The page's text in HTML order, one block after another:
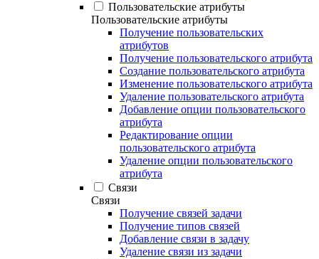
Пользовательские атрибуты
Пользовательские атрибуты
Получение пользовательских
атрибутов
Получение пользовательского атрибута
Создание пользовательского атрибута
Изменение пользовательского атрибута
Удаление пользовательского атрибута
Добавление опции пользовательского
атрибута
Редактирование опции
пользовательского атрибута
Удаление опции пользовательского
атрибута
Связи
Связи
Получение связей задачи
Получение типов связей
Добавление связи в задачу
Удаление связи из задачи